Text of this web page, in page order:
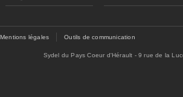
Mentions légales Outils de communication
Sydel du Pays Coeur d'Hérault - 9 rue de la